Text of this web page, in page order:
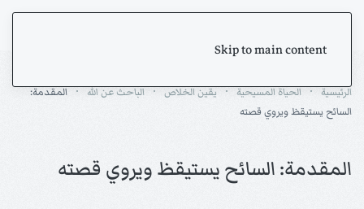
Skip to main content
الرئيسية الحياة المسيحية يقين الخلاص الباحث عن الله
المقدمة:
السائح يستيقظ ويروي قصته
المقدمة: السائح يستيقظ ويروي قصته